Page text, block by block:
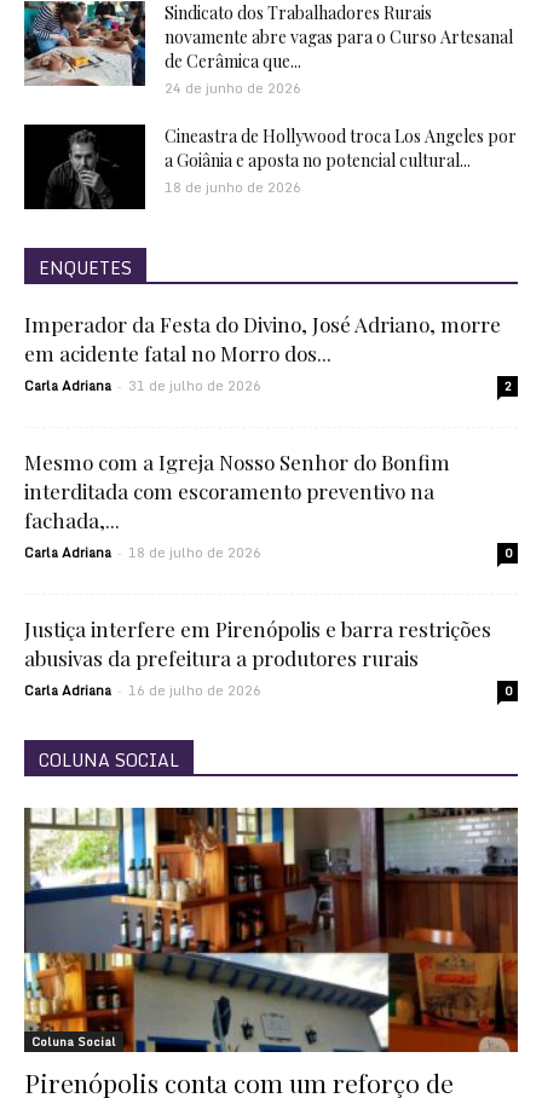
Sindicato dos Trabalhadores Rurais
novamente abre vagas para o Curso Artesanal
de Cerâmica que...
24 de junho de 2026
Cineastra de Hollywood troca Los Angeles por
a Goiânia e aposta no potencial cultural...
18 de junho de 2026
ENQUETES
Imperador da Festa do Divino, José Adriano, morre
em acidente fatal no Morro dos...
Carla Adriana - 31 de julho de 2026 2
Mesmo com a Igreja Nosso Senhor do Bonfim
interditada com escoramento preventivo na
fachada,...
Carla Adriana - 18 de julho de 2026 0
Justiça interfere em Pirenópolis e barra restrições
abusivas da prefeitura a produtores rurais
Carla Adriana - 16 de julho de 2026 0
COLUNA SOCIAL
Coluna Social
Pirenópolis conta com um reforço de